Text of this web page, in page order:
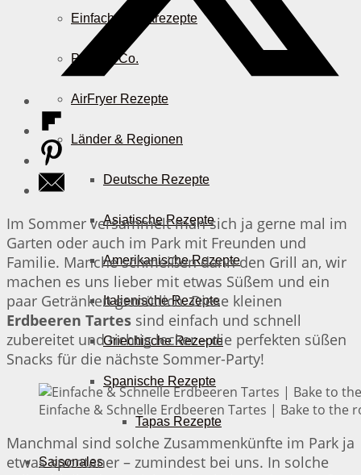
Einfache Salatrezepte
Pizza & Co.
AirFryer Rezepte
Länder & Regionen
Deutsche Rezepte
Asiatische Rezepte
Amerikanische Rezepte
Italienische Rezepte
Griechische Rezepte
Spanische Rezepte
Tapas Rezepte
Saisonales
Im Sommer versammelt man sich ja gerne mal im
Garten oder auch im Park mit Freunden und
Familie. Manche schmeißen dann den Grill an, wir
machen es uns lieber mit etwas Süßem und ein
paar Getränken gemütlich. Diese kleinen
Erdbeeren Tartes sind einfach und schnell
zubereitet und richtig lecker – die perfekten süßen
Snacks für die nächste Sommer-Party!
Einfache & Schnelle Erdbeeren Tartes | Bake to the
Manchmal sind solche Zusammenkünfte im Park ja
etwas spontaner – zumindest bei uns. In solche